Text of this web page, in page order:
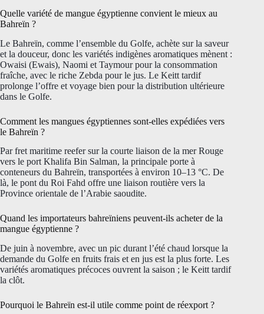
Quelle variété de mangue égyptienne convient le mieux au
Bahreïn ?
Le Bahreïn, comme l’ensemble du Golfe, achète sur la saveur
et la douceur, donc les variétés indigènes aromatiques mènent :
Owaisi (Ewais), Naomi et Taymour pour la consommation
fraîche, avec le riche Zebda pour le jus. Le Keitt tardif
prolonge l’offre et voyage bien pour la distribution ultérieure
dans le Golfe.
Comment les mangues égyptiennes sont-elles expédiées vers
le Bahreïn ?
Par fret maritime reefer sur la courte liaison de la mer Rouge
vers le port Khalifa Bin Salman, la principale porte à
conteneurs du Bahreïn, transportées à environ 10–13 °C. De
là, le pont du Roi Fahd offre une liaison routière vers la
Province orientale de l’Arabie saoudite.
Quand les importateurs bahreïniens peuvent-ils acheter de la
mangue égyptienne ?
De juin à novembre, avec un pic durant l’été chaud lorsque la
demande du Golfe en fruits frais et en jus est la plus forte. Les
variétés aromatiques précoces ouvrent la saison ; le Keitt tardif
la clôt.
Pourquoi le Bahreïn est-il utile comme point de réexport ?